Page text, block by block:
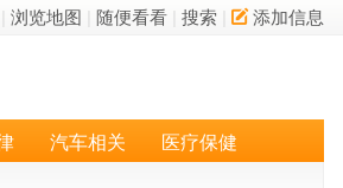
浏览地图 随便看看 搜索 添加信息
汽车相关 医疗保健